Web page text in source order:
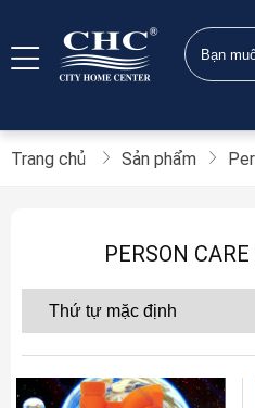
Trang chủ Sản phẩm
PERSON CARE